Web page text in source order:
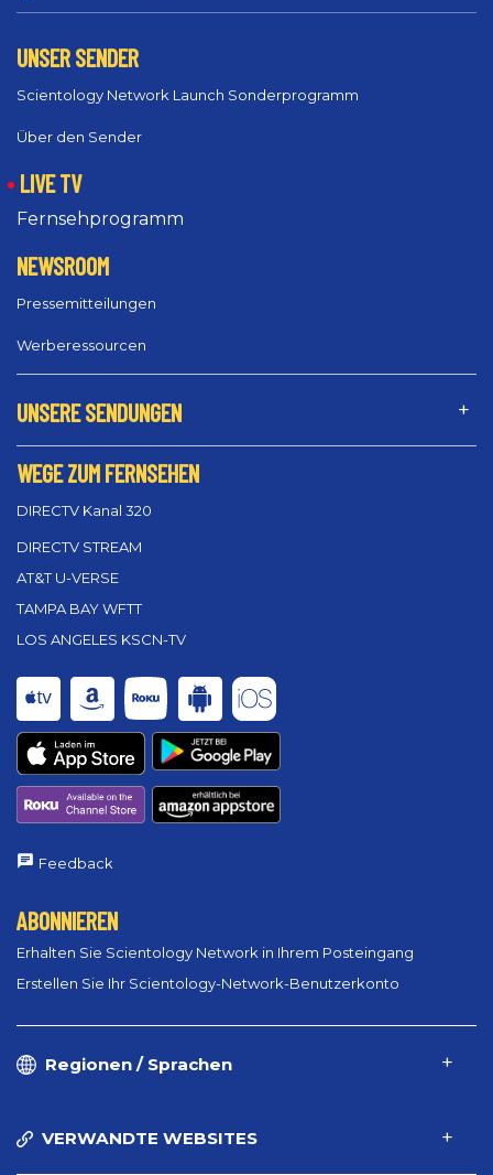
UNSER SENDER
Scientology Network Launch Sonderprogramm
Über den Sender
LIVE TV
Fernsehprogramm
NEWSROOM
Pressemitteilungen
Werberessourcen
UNSERE SENDUNGEN
WEGE ZUM FERNSEHEN
DIRECTV Kanal 320
DIRECTV STREAM
AT&T U-VERSE
TAMPA BAY WFTT
LOS ANGELES KSCN-TV
Feedback
ABONNIEREN
Erhalten Sie Scientology Network in Ihrem Posteingang
Erstellen Sie Ihr Scientology-Network-Benutzerkonto
Regionen / Sprachen
VERWANDTE WEBSITES